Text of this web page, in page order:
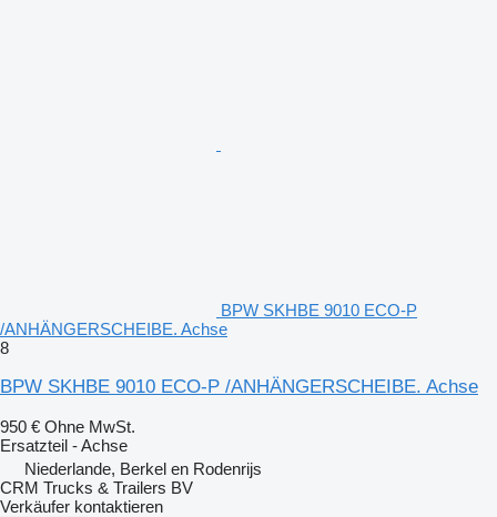
BPW SKHBE 9010 ECO-P
/ANHÄNGERSCHEIBE. Achse
8
BPW SKHBE 9010 ECO-P /ANHÄNGERSCHEIBE. Achse
950 € Ohne MwSt.
Ersatzteil - Achse
Niederlande, Berkel en Rodenrijs
CRM Trucks & Trailers BV
Verkäufer kontaktieren